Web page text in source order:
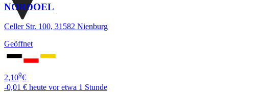
NORDOEL
Celler Str. 100, 31582 Nienburg
Geöffnet
2,109€
-0,01 € heute vor etwa 1 Stunde